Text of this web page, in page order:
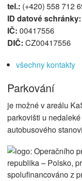
tel.: (+420) 558 712
ID datové schránky:
IČ: 00417556
DIČ: CZ00417556
všechny kontakty
Parkování
je možné v areálu
parkovišti u
autobusového